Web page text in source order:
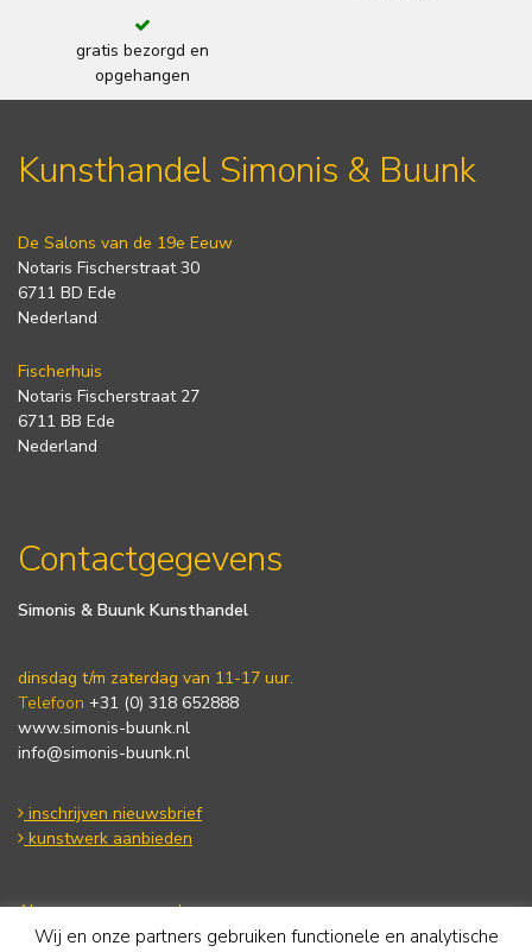
gratis bezorgd en
opgehangen
Kunsthandel Simonis & Buunk
De Salons van de 19e Eeuw
Notaris Fischerstraat 30
6711 BD Ede
Nederland
Fischerhuis
Notaris Fischerstraat 27
6711 BB Ede
Nederland
Contactgegevens
Simonis & Buunk Kunsthandel
dinsdag t/m zaterdag van 11-17 uur.
Telefoon +31 (0) 318 652888
www.simonis-buunk.nl
info@simonis-buunk.nl
inschrijven nieuwsbrief
kunstwerk aanbieden
Algemene voorwaarden
Privacy statement
Wij en onze partners gebruiken functionele en analytische